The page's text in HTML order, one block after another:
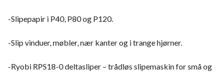
-Slipepapir i P40, P80 og P120.
-Slip vinduer, møbler, nær kanter og i trange hjørner.
-Ryobi RPS18-0 deltasliper – trådløs slipemaskin for små og